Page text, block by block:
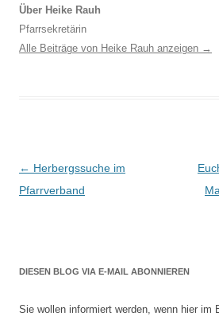
Über Heike Rauh
Pfarrsekretärin
Alle Beiträge von Heike Rauh anzeigen →
Beitragsnavigation
← Herbergssuche im
Pfarrverband
DIESEN BLOG VIA E-MAIL ABONNIEREN
Sie wollen informiert werden, wenn hier im